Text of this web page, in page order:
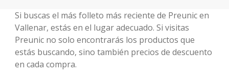
Si buscas el más folleto más reciente de Preunic en
Vallenar, estás en el lugar adecuado. Si visitas
Preunic no solo encontrarás los productos que
estás buscando, sino también precios de descuento
en cada compra.